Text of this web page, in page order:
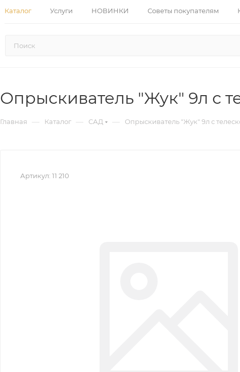
Каталог Услуги НОВИНКИ Советы покупателям
Опрыскиватель "Жук" 9л с
Главная — Каталог — САД — Опрыскиватель "Жук" 9л с
Артикул: 11 210